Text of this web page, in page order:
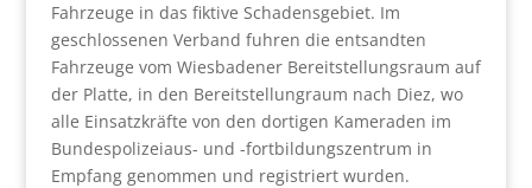
Fahrzeuge in das fiktive Schadensgebiet. Im
geschlossenen Verband fuhren die entsandten
Fahrzeuge vom Wiesbadener Bereitstellungsraum auf
der Platte, in den Bereitstellungraum nach Diez, wo
alle Einsatzkräfte von den dortigen Kameraden im
Bundespolizeiaus- und -fortbildungszentrum in
Empfang genommen und registriert wurden.